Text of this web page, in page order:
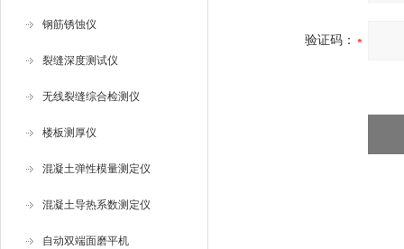
钢筋锈蚀仪
裂缝深度测试仪
无线裂缝综合检测仪
楼板测厚仪
混凝土弹性模量测定仪
混凝土导热系数测定仪
自动双端面磨平机
验证码：